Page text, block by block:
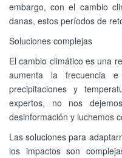
embargo, con el cambio
danas, estos períodos de
Soluciones complejas
El cambio climático es una
aumenta la frecuencia
precipitaciones y
expertos, no nos
desinformación y luchemos
Las soluciones para
los impactos son